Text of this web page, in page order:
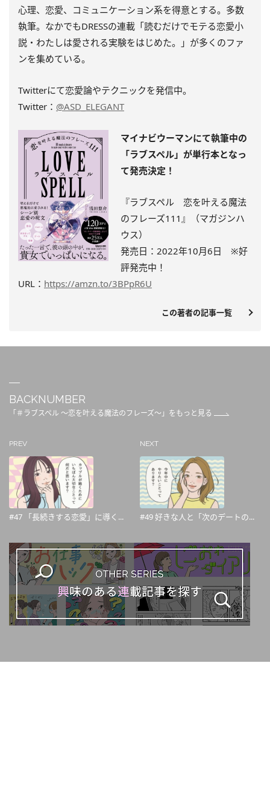
心理、恋愛、コミュニケーション系を得意とする。多数
執筆。 なかでもDRESSの連載「読むだけでモテる恋愛小
説・ わたしは愛される実験をはじめた。」 が多くのファ
ンを集めている。
Twitterにて恋愛論やテクニックを発信中。
Twitter： @ASD_ELEGANT
マイナビウーマンにて執筆中の
「ラブスペル」が単行本となっ
て発売決定！
『ラブスペル 恋を叶える魔法
のフレーズ111』（マガジンハ
ウス）
発売日：2022年10月6日 ※好
評発売中 ！
URL： https://amzn.to/3BPpR6U
この著者の記事一覧
BACKNUMBER
「＃ラブスペル ～恋を叶える魔法のフレーズ～」をもっと見る
PREV
#47 「長続きする恋愛」に導く...
NEXT
#49 好きな人と「次のデートの...